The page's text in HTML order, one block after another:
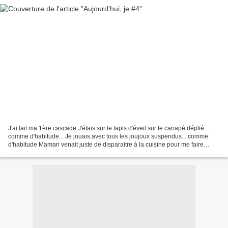
J'ai fait ma 1ère cascade J'étais sur le tapis d'éveil sur le canapé déplié...
comme d'habitude... Je jouais avec tous les joujoux suspendus... comme
d'habitude Maman venait juste de disparaitre à la cuisine pour me faire